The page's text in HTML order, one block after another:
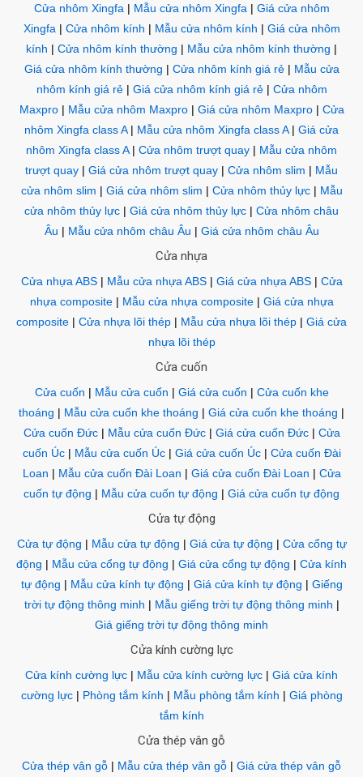
Cửa nhôm Xingfa| Mẫu cửa nhôm Xingfa| Giá cửa nhôm
Xingfa| Cửa nhôm kính | Mẫu cửa nhôm kính | Giá cửa nhôm
kính | Cửa nhôm kính thường | Mẫu cửa nhôm kính thường |
Giá cửa nhôm kính thường | Cửa nhôm kính giá rẻ| Mẫu cửa
nhôm kính giá rẻ| Giá cửa nhôm kính giá rẻ| Cửa nhôm
Maxpro| Mẫu cửa nhôm Maxpro| Giá cửa nhôm Maxpro| Cửa
nhôm Xingfa class A| Mẫu cửa nhôm Xingfa class A| Giá cửa
nhôm Xingfa class A| Cửa nhôm trượt quay | Mẫu cửa nhôm
trượt quay | Giá cửa nhôm trượt quay | Cửa nhôm slim | Mẫu
cửa nhôm slim | Giá cửa nhôm slim | Cửa nhôm thủy lực| Mẫu
cửa nhôm thủy lực | Giá cửa nhôm thủy lực | Cửa nhôm châu
Âu | Mẫu cửa nhôm châu Âu | Giá cửa nhôm châu Âu
Cửa nhựa
Cửa nhựa ABS| Mẫu cửa nhựa ABS| Giá cửa nhựa ABS| Cửa
nhựa composite| Mẫu cửa nhựa composite| Giá cửa nhựa
composite | Cửa nhựa lõi thép | Mẫu cửa nhựa lõi thép | Giá cửa
nhựa lõi thép
Cửa cuốn
Cửa cuốn | Mẫu cửa cuốn | Giá cửa cuốn | Cửa cuốn khe
thoáng | Mẫu cửa cuốn khe thoáng | Giá cửa cuốn khe thoáng |
Cửa cuốn Đức| Mẫu cửa cuốn Đức| Giá cửa cuốn Đức| Cửa
cuốn Úc| Mẫu cửa cuốn Úc| Giá cửa cuốn Úc| Cửa cuốn Đài
Loan | Mẫu cửa cuốn Đài Loan | Giá cửa cuốn Đài Loan | Cửa
cuốn tự động | Mẫu cửa cuốn tự động | Giá cửa cuốn tự động
Cửa tự động
Cửa tự động | Mẫu cửa tự động | Giá cửa tự động | Cửa cổng tự
động | Mẫu cửa cổng tự động | Giá cửa cổng tự động | Cửa kính
tự động | Mẫu cửa kính tự động | Giá cửa kính tự động | Giếng
trời tự động thông minh | Mẫu giếng trời tự động thông minh |
Giá giếng trời tự động thông minh
Cửa kính cường lực
Cửa kính cường lực | Mẫu cửa kính cường lực | Giá cửa kính
cường lực| Phòng tắm kính | Mẫu phòng tắm kính | Giá phòng
tắm kính
Cửa thép vân gỗ
Cửa thép vân gỗ | Mẫu cửa thép vân gỗ | Giá cửa thép vân gỗ